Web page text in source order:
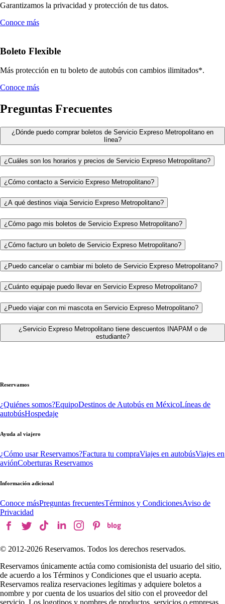
Garantizamos la privacidad y protección de tus datos.
Conoce más
Boleto Flexible
Más protección en tu boleto de autobús con cambios ilimitados*.
Conoce más
Preguntas Frecuentes
¿Dónde puedo comprar boletos de Servicio Expreso Metropolitano en
línea?
¿Cuáles son los horarios y precios de Servicio Expreso Metropolitano?
¿Cómo contacto a Servicio Expreso Metropolitano?
¿A qué destinos viaja Servicio Expreso Metropolitano?
¿Cómo pago mis boletos de Servicio Expreso Metropolitano?
¿Cómo facturo un boleto de Servicio Expreso Metropolitano?
¿Puedo cancelar o cambiar mi boleto de Servicio Expreso Metropolitano?
¿Cuánto equipaje puedo llevar en Servicio Expreso Metropolitano?
¿Puedo viajar con mi mascota en Servicio Expreso Metropolitano?
¿Servicio Expreso Metropolitano tiene descuentos INAPAM o de
estudiante?
Reservamos
¿Quiénes somos?EquipoDestinos de Autobús en MéxicoLíneas de
autobúsHospedaje
Ayuda al viajero
¿Cómo usar Reservamos?Factura tu compraViajes en autobúsViajes en
aviónCoberturas Reservamos
Información adicional
Conoce másPreguntas frecuentesTérminos y CondicionesAviso de
Privacidad
© 2012-2026 Reservamos. Todos los derechos reservados.
Reservamos únicamente actúa como comisionista del usuario del sitio,
de acuerdo a los Términos y Condiciones que el usuario acepta.
Reservamos realiza reservaciones legítimas y adquiere boletos a
nombre y por cuenta de los usuarios del sitio con el proveedor del